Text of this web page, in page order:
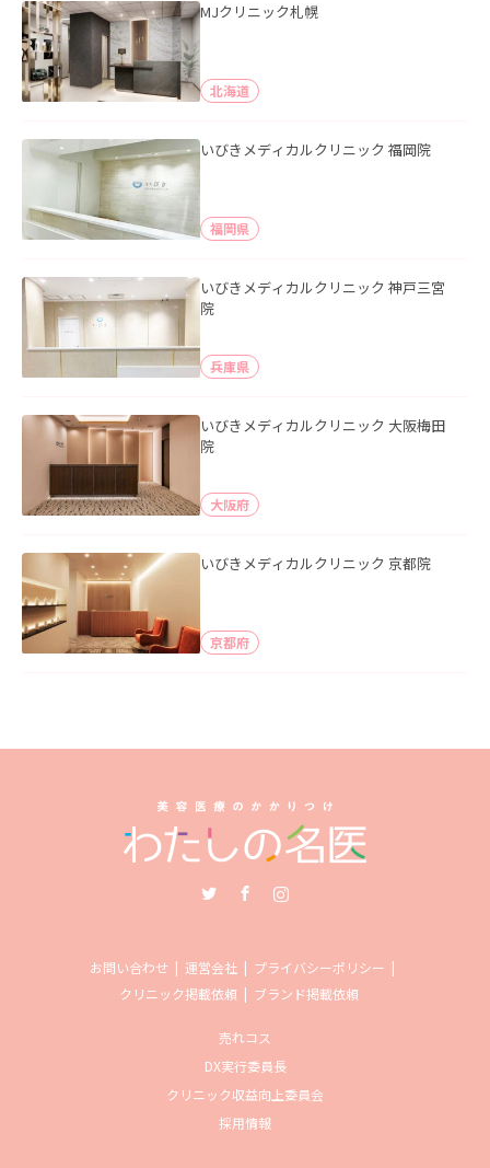
MJクリニック札幌
北海道
いびきメディカルクリニック 福岡院
福岡県
いびきメディカルクリニック 神戸三宮
院
兵庫県
いびきメディカルクリニック 大阪梅田
院
大阪府
いびきメディカルクリニック 京都院
京都府
お問い合わせ 運営会社
プライバシーポリシー
クリニック掲載依頼
ブランド掲載依頼
売れコス
DX実行委員長
クリニック収益向上委員会
採用情報